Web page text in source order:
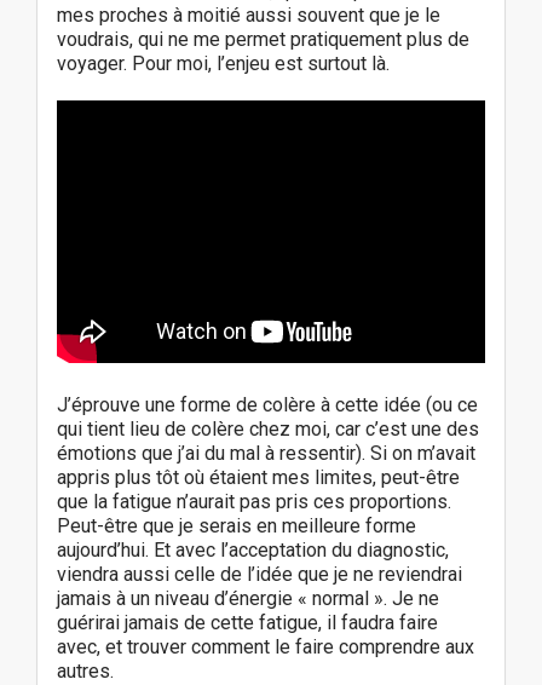
mes proches à moitié aussi souvent que je le
voudrais, qui ne me permet pratiquement plus de
voyager. Pour moi, l’enjeu est surtout là.
J’éprouve une forme de colère à cette idée (ou ce
qui tient lieu de colère chez moi, car c’est une des
émotions que j’ai du mal à ressentir). Si on m’avait
appris plus tôt où étaient mes limites, peut-être
que la fatigue n’aurait pas pris ces proportions.
Peut-être que je serais en meilleure forme
aujourd’hui. Et avec l’acceptation du diagnostic,
viendra aussi celle de l’idée que je ne reviendrai
jamais à un niveau d’énergie « normal ». Je ne
guérirai jamais de cette fatigue, il faudra faire
avec, et trouver comment le faire comprendre aux
autres.